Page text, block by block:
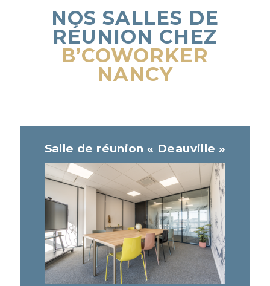
NOS SALLES DE
RÉUNION CHEZ
B’COWORKER
NANCY
Salle de réunion « Deauville »